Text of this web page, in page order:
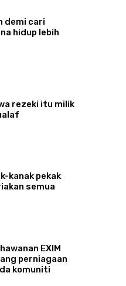
demi cari
hidup lebih
rezeki itu milik
kanak pekak
semua
EXIM
perniagaan
komuniti